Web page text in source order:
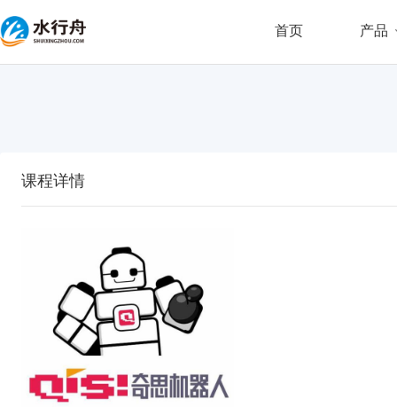
首页 产品
课程详情